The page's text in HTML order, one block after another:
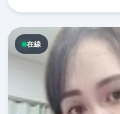
在線